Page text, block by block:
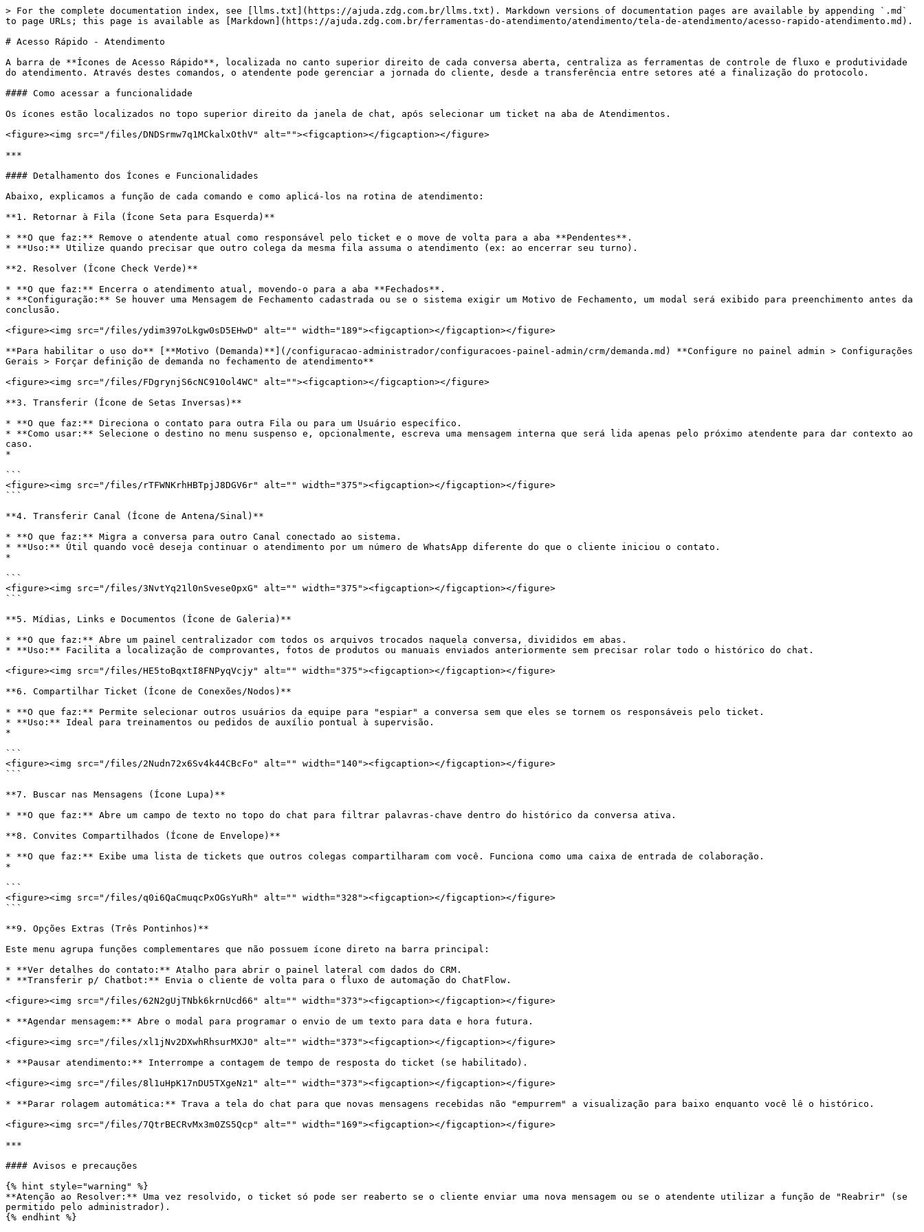
> For the complete documentation index, see [llms.txt](https://ajuda.zdg.com.br/llms.txt). Markdown versions of documentation pages are available by appending `.md`
to page URLs; this page is available as [Markdown](https://ajuda.zdg.com.br/ferramentas-do-atendimento/atendimento/tela-de-atendimento/acesso-rapido-atendimento.md).
# Acesso Rápido - Atendimento
A barra de **Ícones de Acesso Rápido**, localizada no canto superior direito de cada conversa aberta, centraliza as ferramentas de controle de fluxo e produtividade
do atendimento. Através destes comandos, o atendente pode gerenciar a jornada do cliente, desde a transferência entre setores até a finalização do protocolo.
#### Como acessar a funcionalidade
Os ícones estão localizados no topo superior direito da janela de chat, após selecionar um ticket na aba de Atendimentos.
<figure><img src="/files/DNDSrmw7q1MCkalxOthV" alt=""><figcaption></figcaption></figure>
***
#### Detalhamento dos Ícones e Funcionalidades
Abaixo, explicamos a função de cada comando e como aplicá-los na rotina de atendimento:
**1. Retornar à Fila (Ícone Seta para Esquerda)**
* **O que faz:** Remove o atendente atual como responsável pelo ticket e o move de volta para a aba **Pendentes**.
* **Uso:** Utilize quando precisar que outro colega da mesma fila assuma o atendimento (ex: ao encerrar seu turno).
**2. Resolver (Ícone Check Verde)**
* **O que faz:** Encerra o atendimento atual, movendo-o para a aba **Fechados**.
* **Configuração:** Se houver uma Mensagem de Fechamento cadastrada ou se o sistema exigir um Motivo de Fechamento, um modal será exibido para preenchimento antes da
conclusão.
<figure><img src="/files/ydim397oLkgw0sD5EHwD" alt="" width="189"><figcaption></figcaption></figure>
**Para habilitar o uso do** [**Motivo (Demanda)**](/configuracao-administrador/configuracoes-painel-admin/crm/demanda.md) **Configure no painel admin > Configurações
Gerais > Forçar definição de demanda no fechamento de atendimento**
<figure><img src="/files/FDgrynjS6cNC910ol4WC" alt=""><figcaption></figcaption></figure>
**3. Transferir (Ícone de Setas Inversas)**
* **O que faz:** Direciona o contato para outra Fila ou para um Usuário específico.
* **Como usar:** Selecione o destino no menu suspenso e, opcionalmente, escreva uma mensagem interna que será lida apenas pelo próximo atendente para dar contexto ao
caso.
*
```
<figure><img src="/files/rTFWNKrhHBTpjJ8DGV6r" alt="" width="375"><figcaption></figcaption></figure>
```
**4. Transferir Canal (Ícone de Antena/Sinal)**
* **O que faz:** Migra a conversa para outro Canal conectado ao sistema.
* **Uso:** Útil quando você deseja continuar o atendimento por um número de WhatsApp diferente do que o cliente iniciou o contato.
*
```
<figure><img src="/files/3NvtYq21l0nSvese0pxG" alt="" width="375"><figcaption></figcaption></figure>
```
**5. Mídias, Links e Documentos (Ícone de Galeria)**
* **O que faz:** Abre um painel centralizador com todos os arquivos trocados naquela conversa, divididos em abas.
* **Uso:** Facilita a localização de comprovantes, fotos de produtos ou manuais enviados anteriormente sem precisar rolar todo o histórico do chat.
<figure><img src="/files/HE5toBqxtI8FNPyqVcjy" alt="" width="375"><figcaption></figcaption></figure>
**6. Compartilhar Ticket (Ícone de Conexões/Nodos)**
* **O que faz:** Permite selecionar outros usuários da equipe para "espiar" a conversa sem que eles se tornem os responsáveis pelo ticket.
* **Uso:** Ideal para treinamentos ou pedidos de auxílio pontual à supervisão.
*
```
<figure><img src="/files/2Nudn72x6Sv4k44CBcFo" alt="" width="140"><figcaption></figcaption></figure>
```
**7. Buscar nas Mensagens (Ícone Lupa)**
* **O que faz:** Abre um campo de texto no topo do chat para filtrar palavras-chave dentro do histórico da conversa ativa.
**8. Convites Compartilhados (Ícone de Envelope)**
* **O que faz:** Exibe uma lista de tickets que outros colegas compartilharam com você. Funciona como uma caixa de entrada de colaboração.
*
```
<figure><img src="/files/q0i6QaCmuqcPxOGsYuRh" alt="" width="328"><figcaption></figcaption></figure>
```
**9. Opções Extras (Três Pontinhos)**
Este menu agrupa funções complementares que não possuem ícone direto na barra principal:
* **Ver detalhes do contato:** Atalho para abrir o painel lateral com dados do CRM.
* **Transferir p/ Chatbot:** Envia o cliente de volta para o fluxo de automação do ChatFlow.
<figure><img src="/files/62N2gUjTNbk6krnUcd66" alt="" width="373"><figcaption></figcaption></figure>
* **Agendar mensagem:** Abre o modal para programar o envio de um texto para data e hora futura.
<figure><img src="/files/xl1jNv2DXwhRhsurMXJ0" alt="" width="373"><figcaption></figcaption></figure>
* **Pausar atendimento:** Interrompe a contagem de tempo de resposta do ticket (se habilitado).
<figure><img src="/files/8l1uHpK17nDU5TXgeNz1" alt="" width="373"><figcaption></figcaption></figure>
* **Parar rolagem automática:** Trava a tela do chat para que novas mensagens recebidas não "empurrem" a visualização para baixo enquanto você lê o histórico.
<figure><img src="/files/7QtrBECRvMx3m0ZS5Qcp" alt="" width="169"><figcaption></figcaption></figure>
***
#### Avisos e precauções
{% hint style="warning" %}
**Atenção ao Resolver:** Uma vez resolvido, o ticket só pode ser reaberto se o cliente enviar uma nova mensagem ou se o atendente utilizar a função de "Reabrir" (se
permitido pelo administrador).
{% endhint %}